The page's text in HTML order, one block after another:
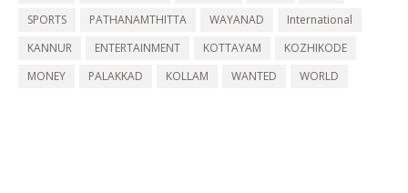
SPORTS
PATHANAMTHITTA WAYANAD
International
KANNUR
ENTERTAINMENT KOTTAYAM
KOZHIKODE
MONEY
PALAKKAD KOLLAM WANTED WORLD